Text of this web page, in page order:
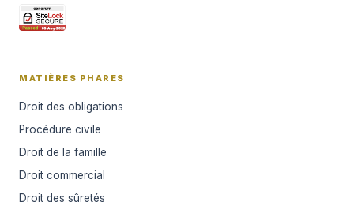
MATIÈRES PHARES
Droit des obligations
Procédure civile
Droit de la famille
Droit commercial
Droit des sûretés